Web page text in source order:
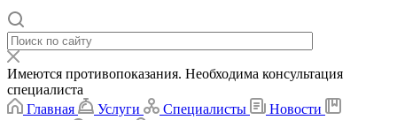
Имеются противопоказания. Необходима консультация
специалиста
Главная
Услуги Специалисты
Новости